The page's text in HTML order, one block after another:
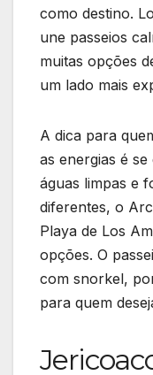
como destino.
une passeios
muitas opções
um lado mais
A dica para
as energias é
águas limpas e
diferentes, o
Playa de Los
opções. O
com snorkel,
para quem